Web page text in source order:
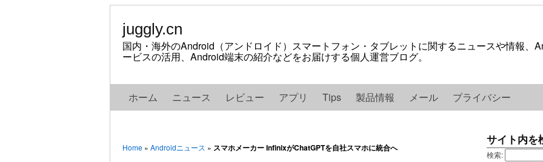
juggly.cn
国内・海外のAndroid（アンドロイド）スマートフォン・タブレットに関するニュースや情報、
ービスの活用、Android端末の紹介などをお届けする個人運営ブログ。
ホーム ニュース レビュー アプリ Tips 製品情報 メール プライバシー
Home » Androidニュース » スマホメーカー InfinixがChatGPTを自社スマホに統合へ
サイト内を
検索: